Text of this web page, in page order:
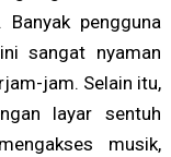
pengguna
sangat nyaman
jam. Selain itu,
layar sentuh
musik,